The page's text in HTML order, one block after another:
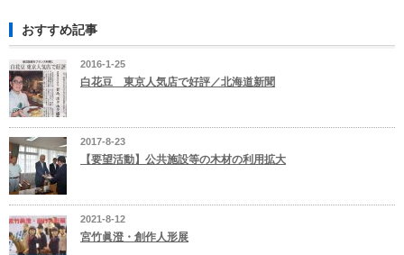
おすすめ記事
2016-1-25
白花豆 東京人気店で好評／北海道新聞
2017-8-23
【要望活動】公共施設等の木材の利用拡大
2021-8-12
宮竹眞澄・創作人形展